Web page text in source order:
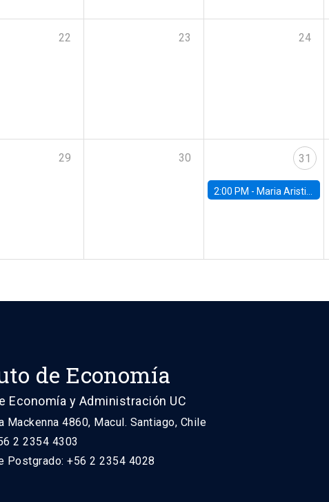
22 23 24
29 30 31
2:00 PM - Maria Aristizabal-Ramirez, FED Board
de Economía
Economía y Administración UC
Mackenna 4860, Macul. Santiago, Chile
2 2354 4303
Postgrado: +56 2 2354 4028